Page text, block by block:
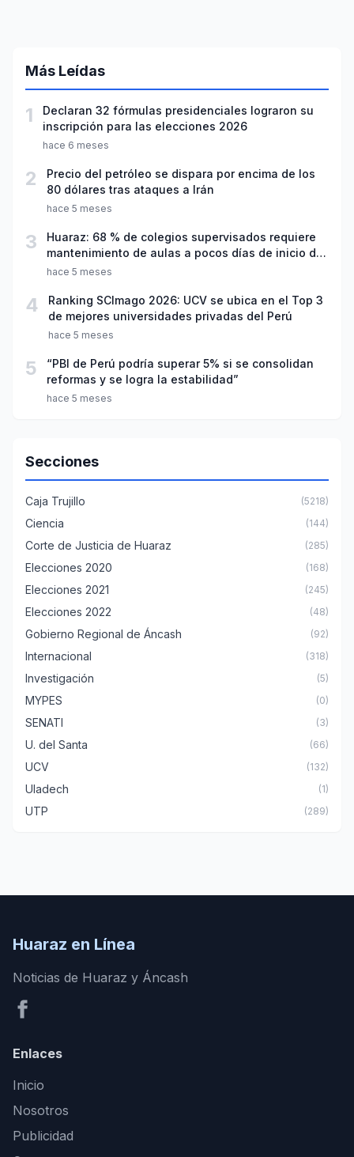
Más Leídas
1
Declaran 32 fórmulas presidenciales lograron su
inscripción para las elecciones 2026
hace 6 meses
2
Precio del petróleo se dispara por encima de los
80 dólares tras ataques a Irán
hace 5 meses
3
Huaraz: 68 % de colegios supervisados requiere
mantenimiento de aulas a pocos días de inicio del
año escolar 2026
hace 5 meses
4
Ranking SCImago 2026: UCV se ubica en el Top 3
de mejores universidades privadas del Perú
hace 5 meses
5
“PBI de Perú podría superar 5% si se consolidan
reformas y se logra la estabilidad”
hace 5 meses
Secciones
Caja Trujillo (5218)
Ciencia (144)
Corte de Justicia de Huaraz (285)
Elecciones 2020 (168)
Elecciones 2021 (245)
Elecciones 2022 (48)
Gobierno Regional de Áncash (92)
Internacional (318)
Investigación (5)
MYPES (0)
SENATI (3)
U. del Santa (66)
UCV (132)
Uladech (1)
UTP (289)
Huaraz en Línea
Noticias de Huaraz y Áncash
Enlaces
Inicio
Nosotros
Publicidad